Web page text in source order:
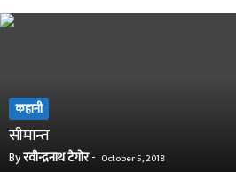
कहानी
सीमान्त
Byरवीन्द्रनाथ टैगोर- October 5, 2018